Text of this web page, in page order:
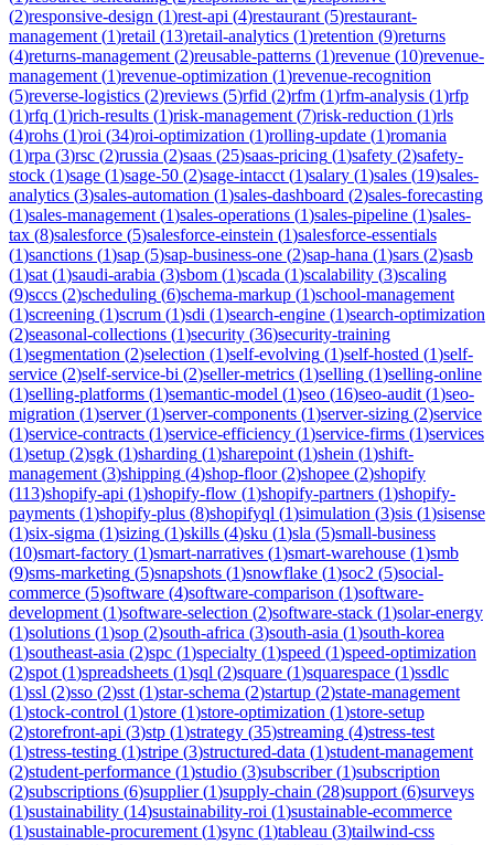
(2)responsive-design (1)rest-api (4)restaurant (5)restaurant-
management (1)retail (13)retail-analytics (1)retention (9)returns
(4)returns-management (2)reusable-patterns (1)revenue (10)revenue-
management (1)revenue-optimization (1)revenue-recognition
(5)reverse-logistics (2)reviews (5)rfid (2)rfm (1)rfm-analysis (1)rfp
(1)rfq (1)rich-results (1)risk-management (7)risk-reduction (1)rls
(4)rohs (1)roi (34)roi-optimization (1)rolling-update (1)romania
(1)rpa (3)rsc (2)russia (2)saas (25)saas-pricing (1)safety (2)safety-
stock (1)sage (1)sage-50 (2)sage-intacct (1)salary (1)sales (19)sales-
analytics (3)sales-automation (1)sales-dashboard (2)sales-forecasting
(1)sales-management (1)sales-operations (1)sales-pipeline (1)sales-
tax (8)salesforce (5)salesforce-einstein (1)salesforce-essentials
(1)sanctions (1)sap (5)sap-business-one (2)sap-hana (1)sars (2)sasb
(1)sat (1)saudi-arabia (3)sbom (1)scada (1)scalability (3)scaling
(9)sccs (2)scheduling (6)schema-markup (1)school-management
(1)screening (1)scrum (1)sdi (1)search-engine (1)search-optimization
(2)seasonal-collections (1)security (36)security-training
(1)segmentation (2)selection (1)self-evolving (1)self-hosted (1)self-
service (2)self-service-bi (2)seller-metrics (1)selling (1)selling-online
(1)selling-platforms (1)semantic-model (1)seo (16)seo-audit (1)seo-
migration (1)server(1)server-components (1)server-sizing (2)service
(1)service-contracts (1)service-efficiency (1)service-firms (1)services
(1)setup (2)sgk (1)sharding (1)sharepoint (1)shein (1)shift-
management (3)shipping (4)shop-floor(2)shopee (2)shopify
(113)shopify-api (1)shopify-flow (1)shopify-partners (1)shopify-
payments (1)shopify-plus (8)shopifyql (1)simulation (3)sis (1)sisense
(1)six-sigma (1)sizing (1)skills (4)sku (1)sla (5)small-business
(10)smart-factory (1)smart-narratives (1)smart-warehouse (1)smb
(9)sms-marketing (5)snapshots (1)snowflake (1)soc2 (5)social-
commerce (5)software (4)software-comparison (1)software-
development (1)software-selection (2)software-stack (1)solar-energy
(1)solutions (1)sop (2)south-africa (3)south-asia (1)south-korea
(1)southeast-asia (2)spc (1)specialty (1)speed (1)speed-optimization
(2)spot (1)spreadsheets (1)sql (2)square (1)squarespace (1)ssdlc
(1)ssl (2)sso (2)sst (1)star-schema (2)startup (2)state-management
(1)stock-control (1)store (1)store-optimization (1)store-setup
(2)storefront-api (3)stp (1)strategy (35)streaming (4)stress-test
(1)stress-testing (1)stripe (3)structured-data (1)student-management
(2)student-performance (1)studio (3)subscriber(1)subscription
(2)subscriptions (6)supplier(1)supply-chain (28)support (6)surveys
(1)sustainability (14)sustainability-roi (1)sustainable-ecommerce
(1)sustainable-procurement (1)sync (1)tableau (3)tailwind-css